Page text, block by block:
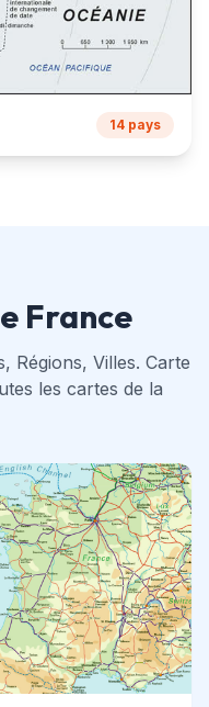
14 pays
France
Régions, Villes. Carte
les cartes de la